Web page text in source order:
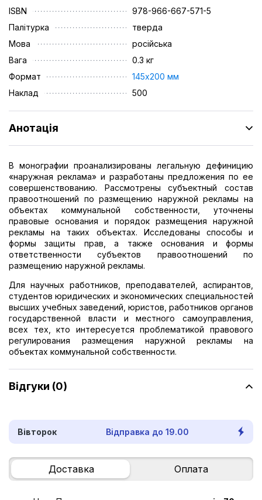
ISBN
978-966-667-571-5
Палітурка
тверда
Мова
російська
Вага
0.3 кг
Формат
145х200 мм
Наклад
500
Анотація
В монографии проанализированы легальную дефиницию
«наружная реклама» и разработаны предложения по ее
совершенствованию. Рассмотрены субъектный состав
правоотношений по размещению наружной рекламы на
объектах коммунальной собственности, уточнены
правовые основания и порядок размещения наружной
рекламы на таких объектах. Исследованы способы и
формы защиты прав, а также основания и формы
ответственности субъектов правоотношений по
размещению наружной рекламы.
Для научных работников, преподавателей, аспирантов,
студентов юридических и экономических специальностей
высших учебных заведений, юристов, работников органов
государственной власти и местного самоуправления,
всех тех, кто интересуется проблематикой правового
регулирования размещения наружной рекламы на
объектах коммунальной собственности.
Відгуки (0)
Вівторок Відправка до 19.00
Доставка Оплата